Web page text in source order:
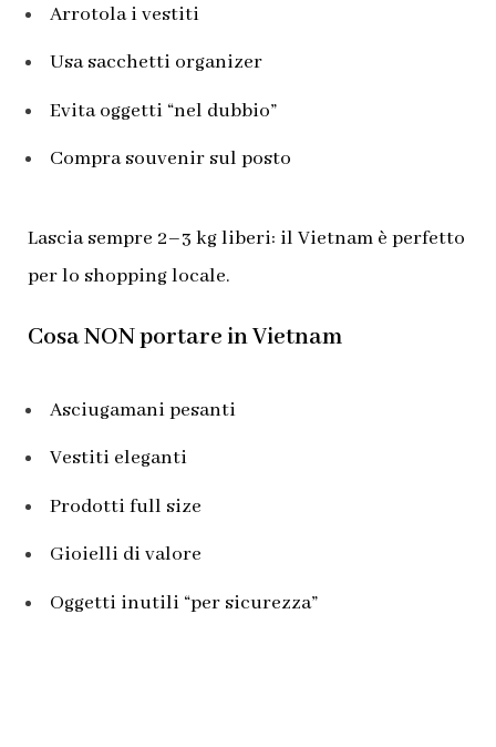
Arrotola i vestiti
Usa sacchetti organizer
Evita oggetti “nel dubbio”
Compra souvenir sul posto
Lascia sempre 2–3 kg liberi: il Vietnam è perfetto
per lo shopping locale.
Cosa NON portare in Vietnam
Asciugamani pesanti
Vestiti eleganti
Prodotti full size
Gioielli di valore
Oggetti inutili “per sicurezza”